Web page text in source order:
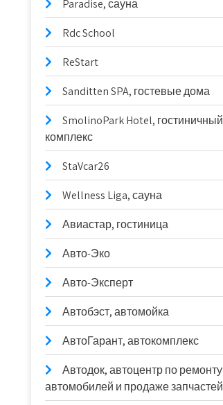
Paradise, сауна
Rdc School
ReStart
Sanditten SPA, гостевые дома
SmolinoPark Hotel, гостиничный
комплекс
StaVcar26
Wellness Liga, сауна
Авиастар, гостиница
Авто-Эко
Авто-Эксперт
Автобэст, автомойка
АвтоГарант, автокомплекс
Автодок, автоцентр по ремонту
автомобилей и продаже запчастей